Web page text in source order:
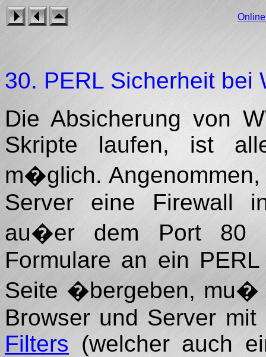
30. PERL Sicherheit bei
Die Absicherung von
Skripte laufen, ist
m�glich.
Server eine Firewall
au�er dem Port 80
Formulare an ein
Seite �bergeben, mu�
Browser und Server
Filters (welcher auch